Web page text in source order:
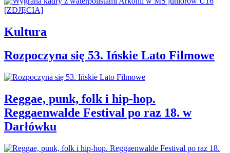
Kultura
Rozpoczyna się 53. Ińskie Lato Filmowe
Reggae, punk, folk i hip-hop.
Reggaenwalde Festival po raz 18. w
Darłówku